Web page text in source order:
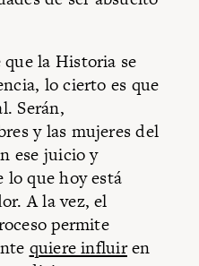
la Historia se
lo cierto es que
Serán,
y las mujeres del
ese juicio y
lo que hoy está
A la vez, el
permite
quiere influiren